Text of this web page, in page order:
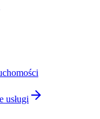
usługi